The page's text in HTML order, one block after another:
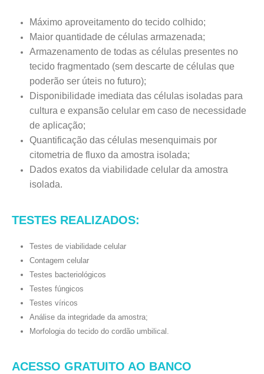
Máximo aproveitamento do tecido colhido;
Maior quantidade de células armazenada;
Armazenamento de todas as células presentes no
tecido fragmentado (sem descarte de células que
poderão ser úteis no futuro);
Disponibilidade imediata das células isoladas para
cultura e expansão celular em caso de necessidade
de aplicação;
Quantificação das células mesenquimais por
citometria de fluxo da amostra isolada;
Dados exatos da viabilidade celular da amostra
isolada.
TESTES REALIZADOS:
Testes de viabilidade celular
Contagem celular
Testes bacteriológicos
Testes fúngicos
Testes víricos
Análise da integridade da amostra;
Morfologia do tecido do cordão umbilical.
ACESSO GRATUITO AO BANCO